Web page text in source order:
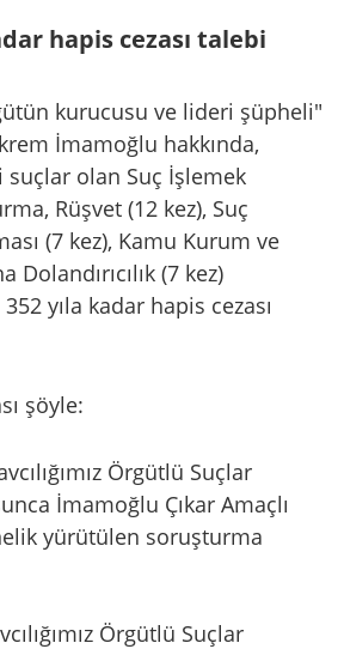
hapis cezası talebi
kurucusu ve lideri şüpheli"
İmamoğlu hakkında,
olan Suç İşlemek
Rüşvet (12 kez), Suç
(7 kez), Kamu Kurum ve
Dolandırıcılık (7 kez)
yıla kadar hapis cezası
şöyle:
Örgütlü Suçlar
İmamoğlu Çıkar Amaçlı
yürütülen soruşturma
Örgütlü Suçlar